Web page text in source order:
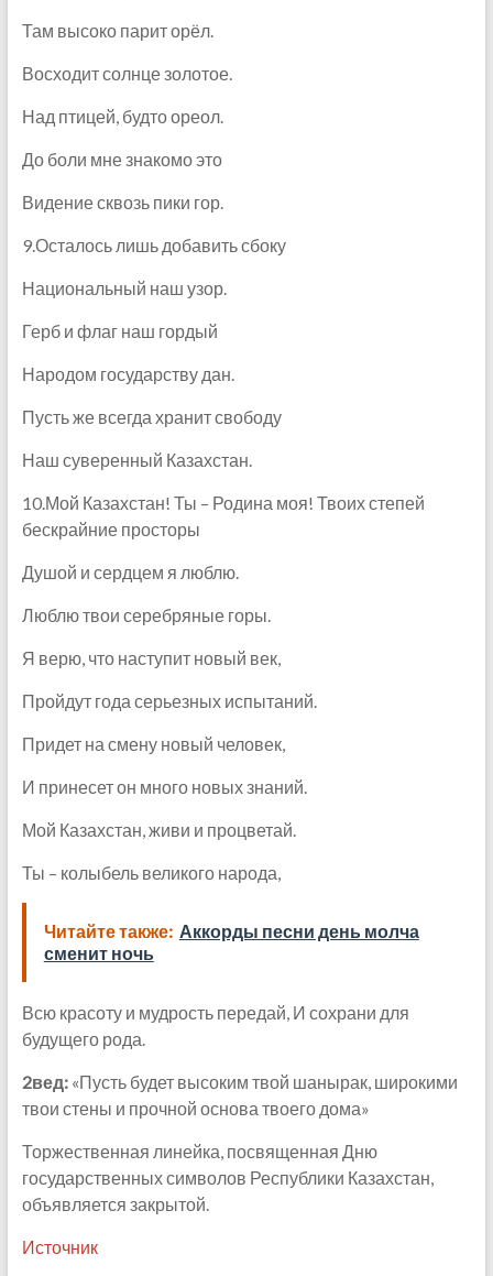
Там высоко парит орёл.
Восходит солнце золотое.
Над птицей, будто ореол.
До боли мне знакомо это
Видение сквозь пики гор.
9.Осталось лишь добавить сбоку
Национальный наш узор.
Герб и флаг наш гордый
Народом государству дан.
Пусть же всегда хранит свободу
Наш суверенный Казахстан.
10.Мой Казахстан! Ты – Родина моя! Твоих степей
бескрайние просторы
Душой и сердцем я люблю.
Люблю твои серебряные горы.
Я верю, что наступит новый век,
Пройдут года серьезных испытаний.
Придет на смену новый человек,
И принесет он много новых знаний.
Мой Казахстан, живи и процветай.
Ты – колыбель великого народа,
Читайте также: Аккорды песни день молча
сменит ночь
Всю красоту и мудрость передай, И сохрани для
будущего рода.
2вед:«Пусть будет высоким твой шанырак, широкими
твои стены и прочной основа твоего дома»
Торжественная линейка, посвященная Дню
государственных символов Республики Казахстан,
объявляется закрытой.
Источник